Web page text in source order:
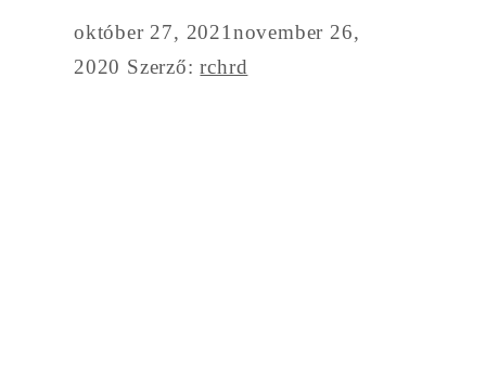
október 27, 2021november 26,
2020 Szerző:rchrd